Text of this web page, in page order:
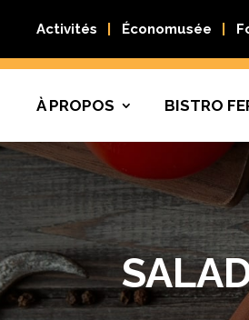
Activités Économusée
À PROPOS BISTRO